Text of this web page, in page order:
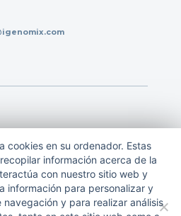
cookies en su ordenador. Estas
información acerca de la
con nuestro sitio web y
información para personalizar y
y para realizar análisis